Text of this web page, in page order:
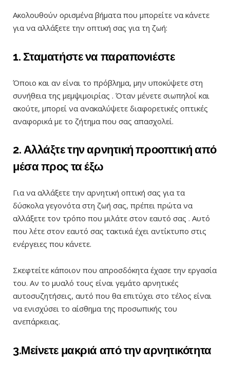
Ακολουθούν ορισμένα βήματα που μπορείτε να κάνετε
για να αλλάξετε την οπτική σας για τη ζωή:
1. Σταματήστε να παραπονιέστε
Όποιο και αν είναι το πρόβλημα, μην υποκύψετε στη
συνήθεια της μεμψιμοιρίας . Όταν μένετε σιωπηλοί και
ακούτε, μπορεί να ανακαλύψετε διαφορετικές οπτικές
αναφορικά με το ζήτημα που σας απασχολεί.
2. Αλλάξτε την αρνητική προοπτική από
μέσα προς τα έξω
Για να αλλάξετε την αρνητική οπτική σας για τα
δύσκολα γεγονότα στη ζωή σας, πρέπει πρώτα να
αλλάξετε τον τρόπο που μιλάτε στον εαυτό σας . Αυτό
που λέτε στον εαυτό σας τακτικά έχει αντίκτυπο στις
ενέργειες που κάνετε.
Σκεφτείτε κάποιον που απροσδόκητα έχασε την εργασία
του. Αν το μυαλό τους είναι γεμάτο αρνητικές
αυτοσυζητήσεις, αυτό που θα επιτύχει στο τέλος είναι
να ενισχύσει το αίσθημα της προσωπικής του
ανεπάρκειας.
3.Μείνετε μακριά από την αρνητικότητα